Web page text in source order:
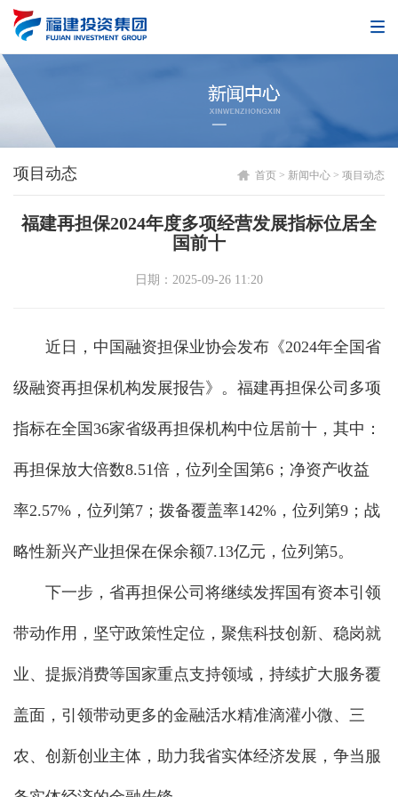
项目动态 首页 > 新闻中心 > 项目动态
福建再担保2024年度多项经营发展指标位居全
国前十
日期：2025-09-26 11:20
近日，中国融资担保业协会发布《2024年全国省
级融资再担保机构发展报告》。福建再担保公司多项
指标在全国36家省级再担保机构中位居前十，其中：
再担保放大倍数8.51倍，位列全国第6；净资产收益
率2.57%，位列第7；拨备覆盖率142%，位列第9；战
略性新兴产业担保在保余额7.13亿元，位列第5。
下一步，省再担保公司将继续发挥国有资本引领
带动作用，坚守政策性定位，聚焦科技创新、稳岗就
业、提振消费等国家重点支持领域，持续扩大服务覆
盖面，引领带动更多的金融活水精准滴灌小微、三
农、创新创业主体，助力我省实体经济发展，争当服